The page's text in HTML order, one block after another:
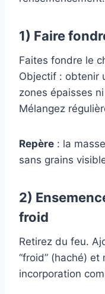
1) Faire
Faites fondre le
Objectif : obtenir
zones épaisses
Mélangez
Repère : la
sans grains
2)
froid
Retirez du feu.
“froid” (haché) et
incorporation